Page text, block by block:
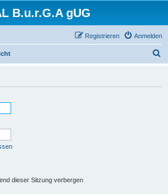
B.u.r.G.A gUG
Anmelden
Registrieren
dieser Sitzung verbergen